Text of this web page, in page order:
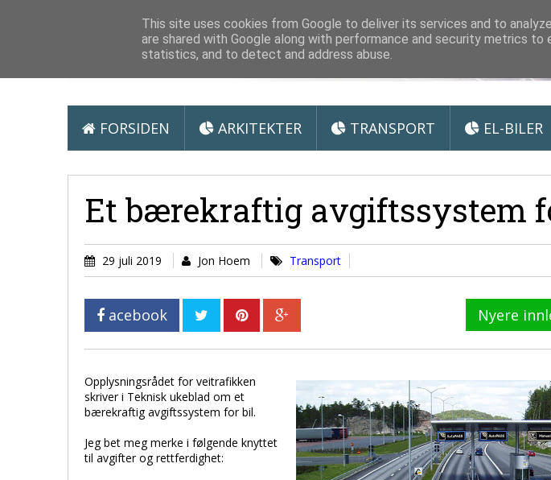
Arkitektur &
FORSIDEN ARKITEKTER TRANSPORT EL-BILER
Et bærekraftig avgiftssystem
29 juli 2019 Jon Hoem Transport
acebook Nyere
Opplysningsrådet for veitrafikken
skriver i Teknisk ukeblad om et
bærekraftig avgiftssystem for bil.
Jeg bet meg merke i følgende knyttet
til avgifter og rettferdighet:
This site uses cookies from Google to deliver its services and to
are shared with Google along with performance and security metrics to
statistics, and to detect and address abuse.